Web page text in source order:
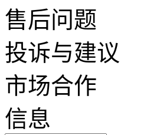
售后问题
投诉与建议
市场合作
信息